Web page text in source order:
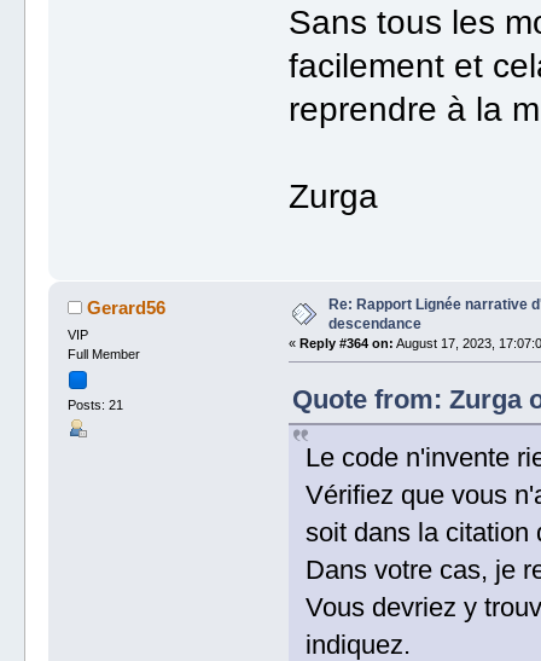
Sans tous les
facilement et
reprendre à la
Zurga
Gerard56
VIP
Full Member
Posts: 21
Re: Rapport Lignée narrative
descendance
«Reply #364 on: August 17, 2023,
Quote from: Zurga
Le code n'invente
Vérifiez que vous
soit dans la citation
Dans votre cas, je
Vous devriez y
indiquez.